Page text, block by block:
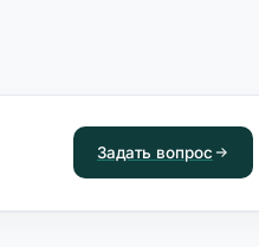
Задать вопрос